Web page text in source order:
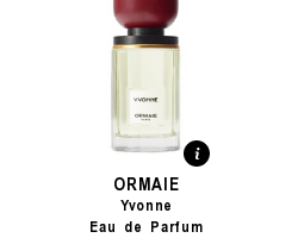
ORMAIE
Yvonne
Eau de Parfum